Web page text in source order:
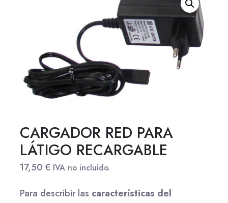
CARGADOR RED PARA
LÁTIGO RECARGABLE
17,50 € IVA no incluido.
Para describir las características del